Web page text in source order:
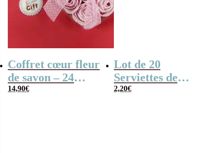
Coffret cœur fleur
de savon – 24
roses
14,90€
Lot de 20
Serviettes de
Saint-Valentin –
2,20€